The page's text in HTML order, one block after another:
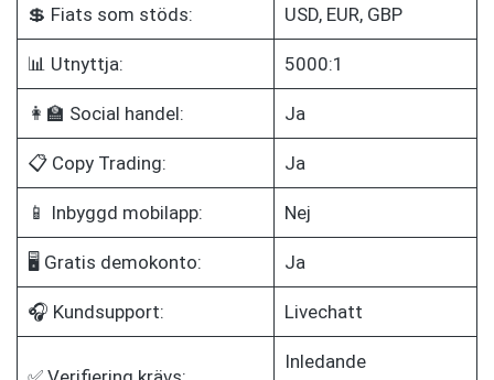
💲 Fiats som stöds: USD, EUR, GBP
📊 Utnyttja: 5000:1
👩‍🏫 Social handel: Ja
📋 Copy Trading: Ja
📱 Inbyggd mobilapp: Nej
🖥️ Gratis demokonto: Ja
🎧 Kundsupport: Livechatt
Inledande